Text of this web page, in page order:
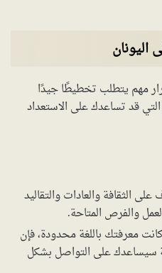
اليونان
مهم يتطلب تخطيطًا جيدًا
قد تساعدك على الاستعداد
على الثقافة والعادات والتقاليد
والفرص المتاحة.
معرفتك باللغة محدودة، فإن
سيساعدك على التواصل بشكل